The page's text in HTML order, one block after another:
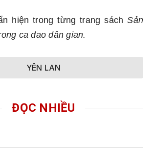
hiện trong từng trang sáchSản
ca dao dân gian.
YÊN LAN
ĐỌC NHIỀU